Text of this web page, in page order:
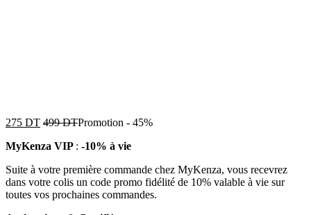
275 DT 499DTPromotion - 45%
MyKenza VIP : -10% à vie
Suite à votre première commande chez MyKenza, vous recevrez
dans votre colis un code promo fidélité de 10% valable à vie sur
toutes vos prochaines commandes.